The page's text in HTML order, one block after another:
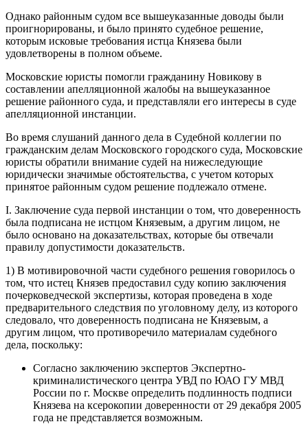
Однако районным судом все вышеуказанные доводы были
проигнорированы, и было принято судебное решение,
которым исковые требования истца Князева были
удовлетворены в полном объеме.
Московские юристы помогли гражданину Новикову в
составлении апелляционной жалобы на вышеуказанное
решение районного суда, и представляли его интересы в суде
апелляционной инстанции.
Во время слушаний данного дела в Судебной коллегии по
гражданским делам Московского городского суда, Московские
юристы обратили внимание судей на нижеследующие
юридически значимые обстоятельства, с учетом которых
принятое районным судом решение подлежало отмене.
I. Заключение суда первой инстанции о том, что доверенность
была подписана не истцом Князевым, а другим лицом, не
было основано на доказательствах, которые бы отвечали
правилу допустимости доказательств.
1) В мотивировочной части судебного решения говорилось о
том, что истец Князев предоставил суду копию заключения
почерковедческой экспертизы, которая проведена в ходе
предварительного следствия по уголовному делу, из которого
следовало, что доверенность подписана не Князевым, а
другим лицом, что противоречило материалам судебного
дела, поскольку:
Согласно заключению экспертов Экспертно-
криминалистического центра УВД по ЮАО ГУ МВД
России по г. Москве определить подлинность подписи
Князева на ксерокопии доверенности от 29 декабря 2005
года не представляется возможным.